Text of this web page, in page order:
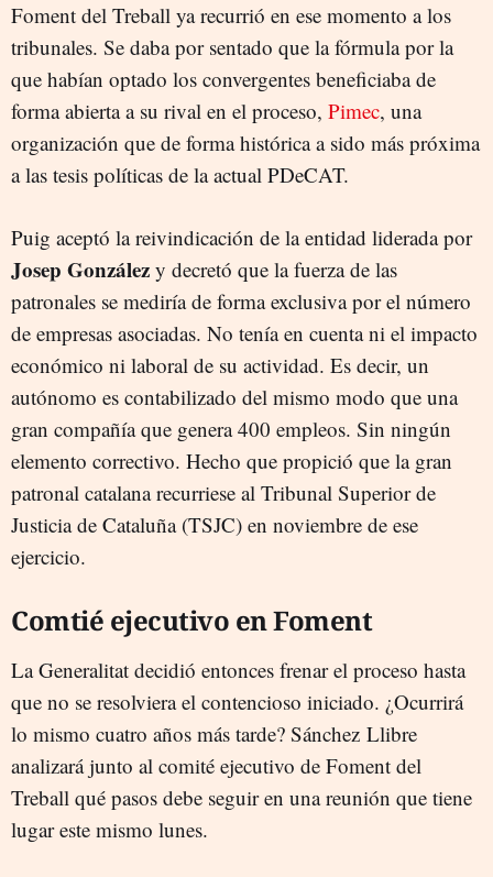
Foment del Treball ya recurrió en ese momento a los
tribunales. Se daba por sentado que la fórmula por la
que habían optado los convergentes beneficiaba de
forma abierta a su rival en el proceso, Pimec, una
organización que de forma histórica a sido más próxima
a las tesis políticas de la actual PDeCAT.
Puig aceptó la reivindicación de la entidad liderada por
Josep González y decretó que la fuerza de las
patronales se mediría de forma exclusiva por el número
de empresas asociadas. No tenía en cuenta ni el impacto
económico ni laboral de su actividad. Es decir, un
autónomo es contabilizado del mismo modo que una
gran compañía que genera 400 empleos. Sin ningún
elemento correctivo. Hecho que propició que la gran
patronal catalana recurriese al Tribunal Superior de
Justicia de Cataluña (TSJC) en noviembre de ese
ejercicio.
Comtié ejecutivo en Foment
La Generalitat decidió entonces frenar el proceso hasta
que no se resolviera el contencioso iniciado. ¿Ocurrirá
lo mismo cuatro años más tarde? Sánchez Llibre
analizará junto al comité ejecutivo de Foment del
Treball qué pasos debe seguir en una reunión que tiene
lugar este mismo lunes.